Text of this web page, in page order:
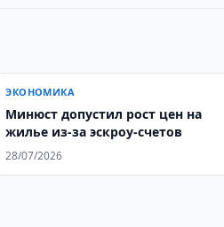
ЭКОНОМИКА
Минюст допустил рост цен на
жилье из-за эскроу-счетов
28/07/2026